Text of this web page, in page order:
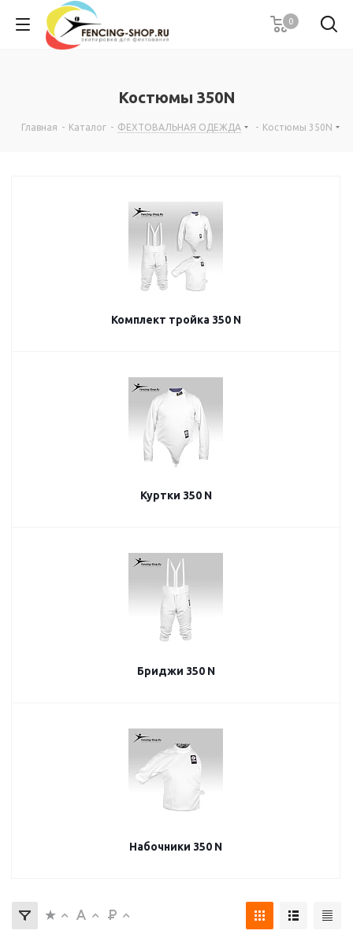
0
Костюмы 350N
Главная - Каталог - ФЕХТОВАЛЬНАЯ ОДЕЖДА - Костюмы 350N
Комплект тройка 350 N
Куртки 350 N
Бриджи 350 N
Набочники 350 N